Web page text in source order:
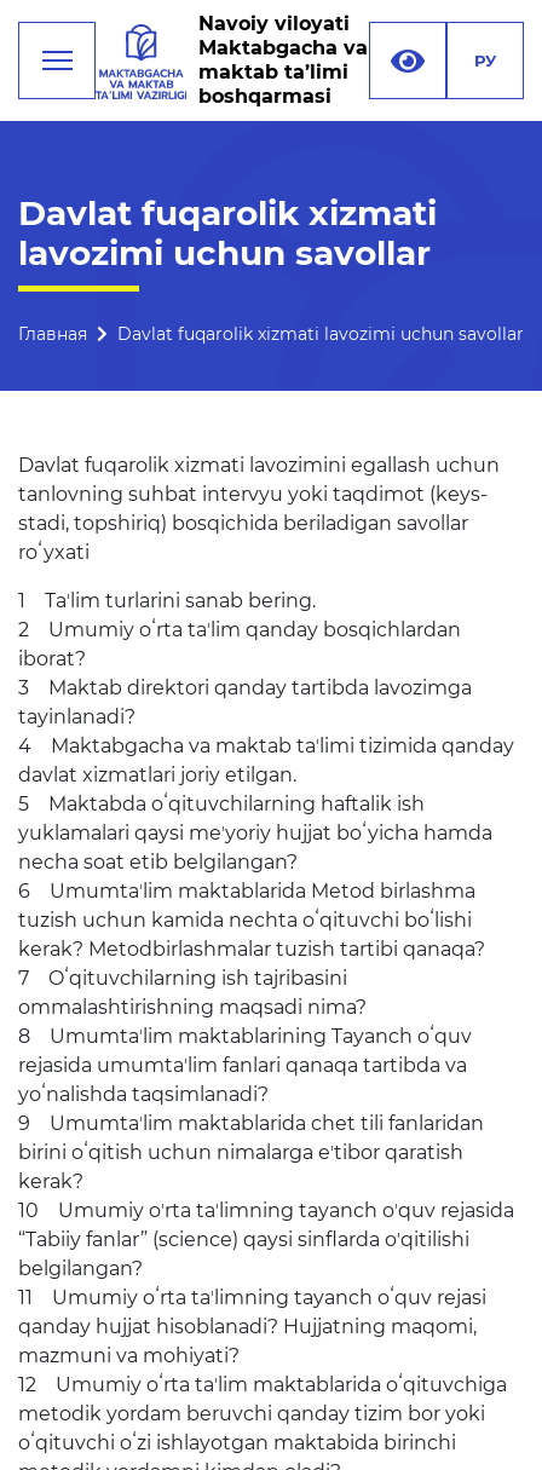
Деятельность
Руководство
Миссия, цели и задачи
Реквизиты
Международные
отношения
открытых заседаний
Термины об образовании
Kelajak markazi
Отчеты
Интерактивные услуги
Электронный дневник
Прием в 1 класс
Электронный аттестат
Электронная библиотека
система
квалификации
Информационная служба
Пресс релизы
СМИ о Нас
Navoiy viloyati
Maktabgacha va
maktab ta’limi
boshqarmasi
РУ
Davlat fuqarolik xizmati
lavozimi uchun savollar
Главная Davlat fuqarolik xizmati lavozimi uchun savollar
Davlat fuqarolik xizmati lavozimini egallash uchun
tanlovning suhbat intervyu yoki taqdimot (keys-
stadi, topshiriq) bosqichida beriladigan savollar
roʻyxati
1 Taʼlim turlarini sanab bering.
2 Umumiy oʻrta taʼlim qanday bosqichlardan
iborat?
3 Maktab direktori qanday tartibda lavozimga
tayinlanadi?
4 Maktabgacha va maktab taʼlimi tizimida qanday
davlat xizmatlari joriy etilgan.
5 Maktabda oʻqituvchilarning haftalik ish
yuklamalari qaysi meʼyoriy hujjat boʻyicha hamda
necha soat etib belgilangan?
6 Umumtaʼlim maktablarida Metod birlashma
tuzish uchun kamida nechta oʻqituvchi boʻlishi
kerak? Metodbirlashmalar tuzish tartibi qanaqa?
7 Oʻqituvchilarning ish tajribasini
ommalashtirishning maqsadi nima?
8 Umumtaʼlim maktablarining Tayanch oʻquv
rejasida umumtaʼlim fanlari qanaqa tartibda va
yoʻnalishda taqsimlanadi?
9 Umumtaʼlim maktablarida chet tili fanlaridan
birini oʻqitish uchun nimalarga eʼtibor qaratish
kerak?
10 Umumiy oʼrta taʼlimning tayanch oʼquv rejasida
“Tabiiy fanlar” (science) qaysi sinflarda oʼqitilishi
belgilangan?
11 Umumiy oʻrta taʼlimning tayanch oʻquv rejasi
qanday hujjat hisoblanadi? Hujjatning maqomi,
mazmuni va mohiyati?
12 Umumiy oʻrta taʼlim maktablarida oʻqituvchiga
metodik yordam beruvchi qanday tizim bor yoki
oʻqituvchi oʻzi ishlayotgan maktabida birinchi